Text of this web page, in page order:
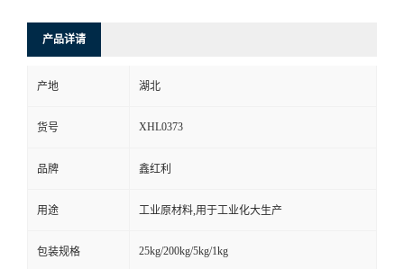
产品详请
产地 湖北
货号 XHL0373
品牌 鑫红利
用途 工业原材料,用于工业化大生产
包装规格 25kg/200kg/5kg/1kg